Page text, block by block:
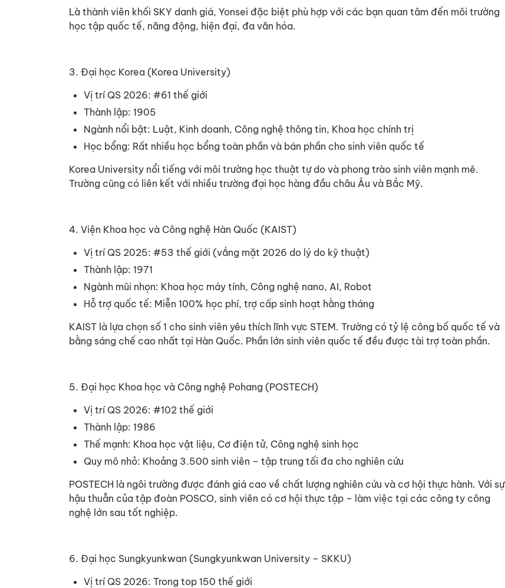
Là thành viên khối SKY danh giá, Yonsei đặc biệt phù hợp với các bạn quan tâm đến môi trường
học tập quốc tế, năng động, hiện đại, đa văn hóa.
3. Đại học Korea (Korea University)
Vị trí QS 2026: #61 thế giới
Thành lập: 1905
Ngành nổi bật: Luật, Kinh doanh, Công nghệ thông tin, Khoa học chính trị
Học bổng: Rất nhiều học bổng toàn phần và bán phần cho sinh viên quốc tế
Korea University nổi tiếng với môi trường học thuật tự do và phong trào sinh viên mạnh mẽ.
Trường cũng có liên kết với nhiều trường đại học hàng đầu châu Âu và Bắc Mỹ.
4. Viện Khoa học và Công nghệ Hàn Quốc (KAIST)
Vị trí QS 2025: #53 thế giới (vắng mặt 2026 do lý do kỹ thuật)
Thành lập: 1971
Ngành mũi nhọn: Khoa học máy tính, Công nghệ nano, AI, Robot
Hỗ trợ quốc tế: Miễn 100% học phí, trợ cấp sinh hoạt hằng tháng
KAIST là lựa chọn số 1 cho sinh viên yêu thích lĩnh vực STEM. Trường có tỷ lệ công bố quốc tế và
bằng sáng chế cao nhất tại Hàn Quốc. Phần lớn sinh viên quốc tế đều được tài trợ toàn phần.
5. Đại học Khoa học và Công nghệ Pohang (POSTECH)
Vị trí QS 2026: #102 thế giới
Thành lập: 1986
Thế mạnh: Khoa học vật liệu, Cơ điện tử, Công nghệ sinh học
Quy mô nhỏ: Khoảng 3.500 sinh viên – tập trung tối đa cho nghiên cứu
POSTECH là ngôi trường được đánh giá cao về chất lượng nghiên cứu và cơ hội thực hành. Với sự
hậu thuẫn của tập đoàn POSCO, sinh viên có cơ hội thực tập – làm việc tại các công ty công
nghệ lớn sau tốt nghiệp.
6. Đại học Sungkyunkwan (Sungkyunkwan University – SKKU)
Vị trí QS 2026: Trong top 150 thế giới